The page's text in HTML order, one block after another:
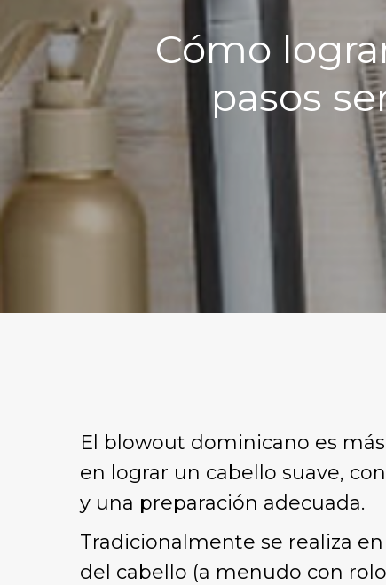
Cómo
pasos
El blowout dominicano es
en lograr un cabello suave,
y una preparación adecuada.
Tradicionalmente se realiza
del cabello (a menudo con